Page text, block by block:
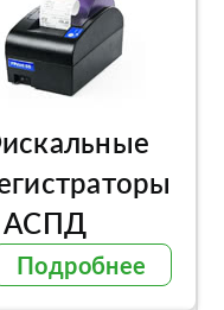
АСПД
Подробнее